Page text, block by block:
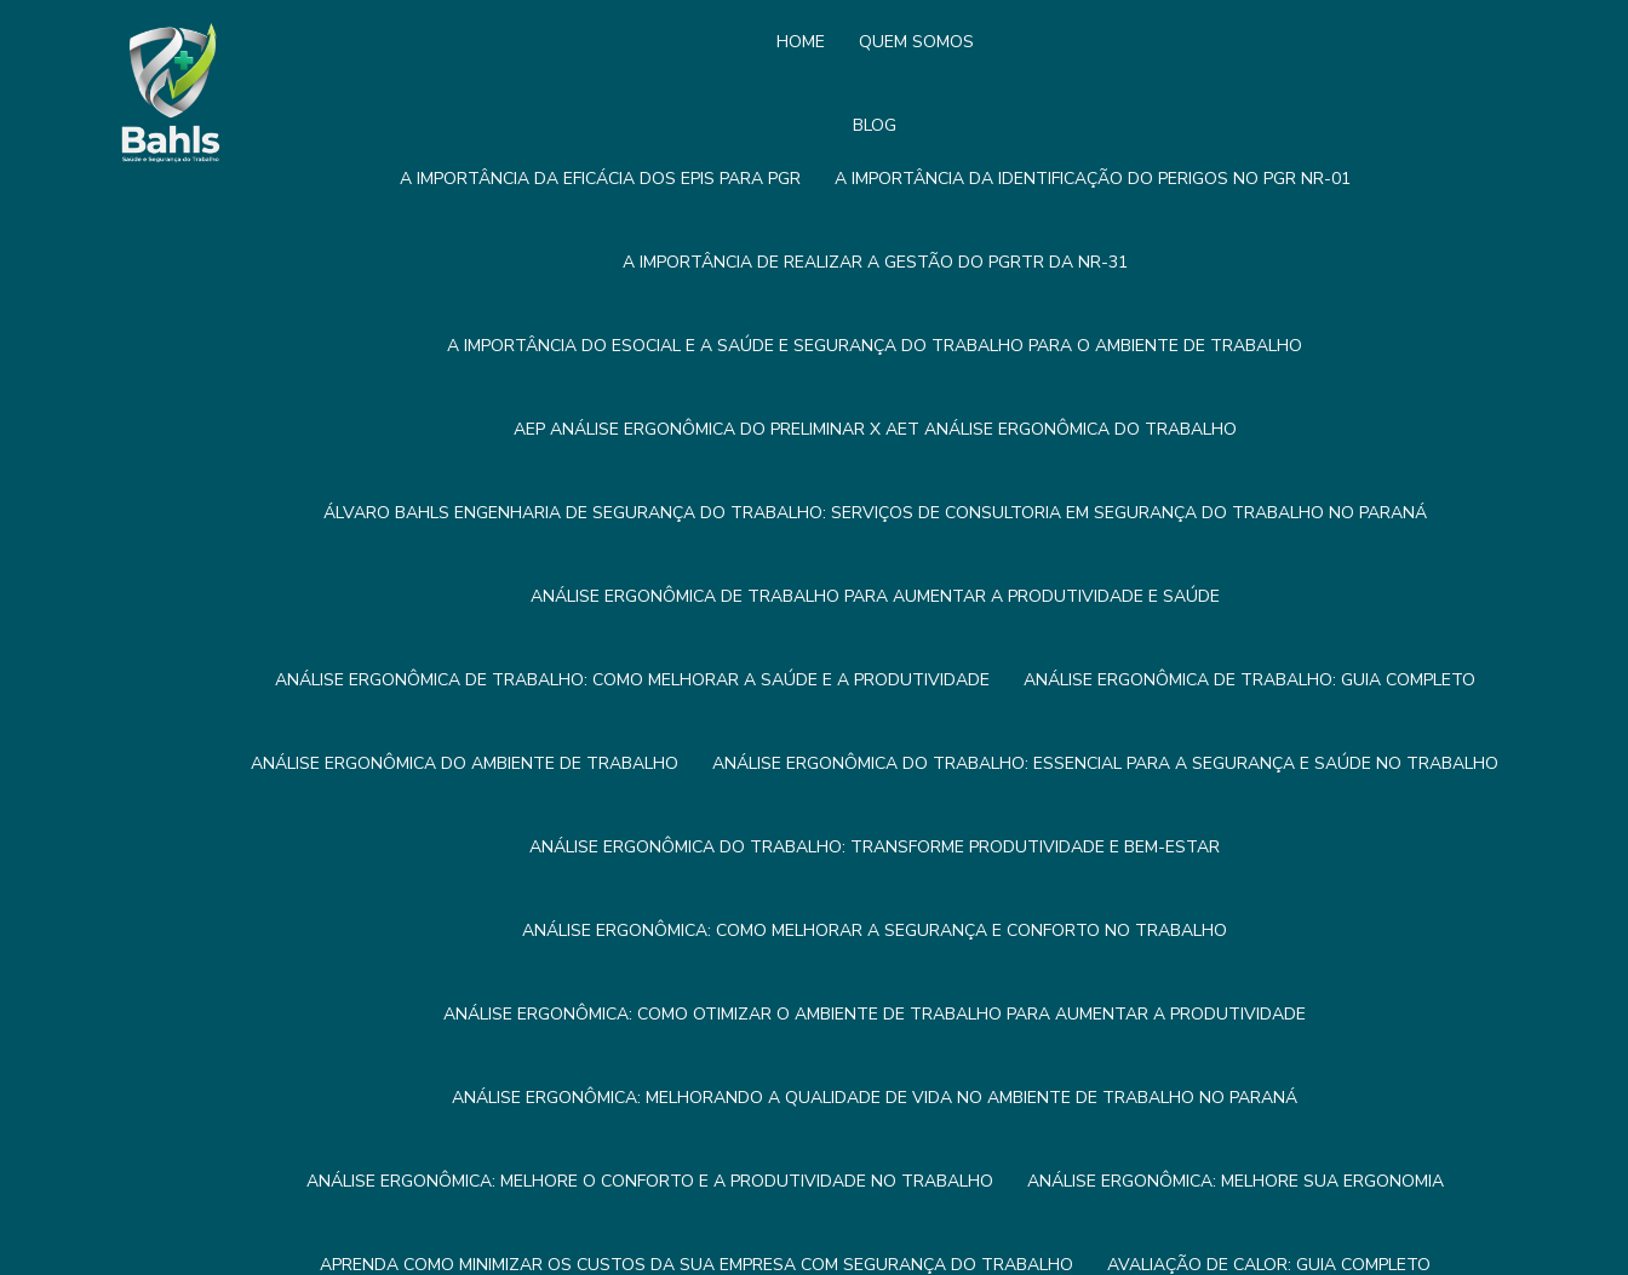
HOME QUEM SOMOS
BLOG
A IMPORTÂNCIA DA EFICÁCIA DOS EPIS PARA PGR A IMPORTÂNCIA DA IDENTIFICAÇÃO DO PERIGOS NO PGR NR-01
A IMPORTÂNCIA DE REALIZAR A GESTÃO DO PGRTR DA NR-31
A IMPORTÂNCIA DO ESOCIAL E A SAÚDE E SEGURANÇA DO TRABALHO PARA O AMBIENTE DE TRABALHO
AEP ANÁLISE ERGONÔMICA DO PRELIMINAR X AET ANÁLISE ERGONÔMICA DO TRABALHO
ÁLVARO BAHLS ENGENHARIA DE SEGURANÇA DO TRABALHO: SERVIÇOS DE CONSULTORIA EM SEGURANÇA DO TRABALHO NO PARANÁ
ANÁLISE ERGONÔMICA DE TRABALHO PARA AUMENTAR A PRODUTIVIDADE E SAÚDE
ANÁLISE ERGONÔMICA DE TRABALHO: COMO MELHORAR A SAÚDE E A PRODUTIVIDADE ANÁLISE ERGONÔMICA DE TRABALHO: GUIA COMPLETO
ANÁLISE ERGONÔMICA DO AMBIENTE DE TRABALHO ANÁLISE ERGONÔMICA DO TRABALHO: ESSENCIAL PARA A SEGURANÇA E SAÚDE NO TRABALHO
ANÁLISE ERGONÔMICA DO TRABALHO: TRANSFORME PRODUTIVIDADE E BEM-ESTAR
ANÁLISE ERGONÔMICA: COMO MELHORAR A SEGURANÇA E CONFORTO NO TRABALHO
ANÁLISE ERGONÔMICA: COMO OTIMIZAR O AMBIENTE DE TRABALHO PARA AUMENTAR A PRODUTIVIDADE
ANÁLISE ERGONÔMICA: MELHORANDO A QUALIDADE DE VIDA NO AMBIENTE DE TRABALHO NO PARANÁ
ANÁLISE ERGONÔMICA: MELHORE O CONFORTO E A PRODUTIVIDADE NO TRABALHO ANÁLISE ERGONÔMICA: MELHORE SUA ERGONOMIA
APRENDA COMO MINIMIZAR OS CUSTOS DA SUA EMPRESA COM SEGURANÇA DO TRABALHO AVALIAÇÃO DE CALOR: GUIA COMPLETO